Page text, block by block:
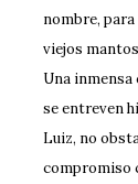
nombre,
viejos
Una
se entreven
Luiz, no
compromiso